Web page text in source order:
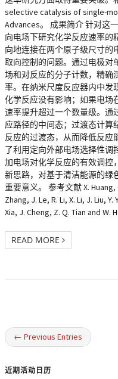
selective catalysis of single-
Advances。 成果简介 针对这
向电场下研究化学反应速率的
向地连接在两个原子级尺寸的
取向控制的问题。通过电极对
场和对反应的分子计数，精确
率。在纳米尺度反应器内中发
化学反应没有影响；如果电场
速率提升超过一个数量级。通
应路径的中间态；过渡态计算
反应的过渡态，从而降低反应
了利用定向外部电场选择性调
加电场对化学反应的有效调控
新思路，对基于清洁能源的绿
重要意义。 参考文献 X. Huang,
Zhang, J. Le, R. Li, X. Li, J. Liu,
Xia, J. Cheng, Z. Q. Tian and W.
READ MORE
← Previous Entries
近期活动日历